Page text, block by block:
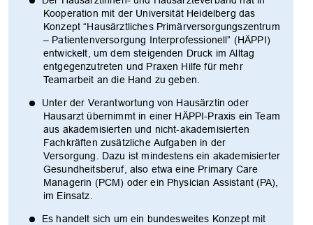
Kooperation mit der Universität Heidelberg das
Konzept “Hausärztliches Primärversorgungszentrum
– Patientenversorgung Interprofessionell” (HÄPPI)
entwickelt, um dem steigenden Druck im Alltag
entgegenzutreten und Praxen Hilfe für mehr
Teamarbeit an die Hand zu geben.
Unter der Verantwortung von Hausärztin oder
Hausarzt übernimmt in einer HÄPPI-Praxis ein Team
aus akademisierten und nicht-akademisierten
Fachkräften zusätzliche Aufgaben in der
Versorgung. Dazu ist mindestens ein akademisierter
Gesundheitsberuf, also etwa eine Primary Care
Managerin (PCM) oder ein Physician Assistant (PA),
im Einsatz.
Es handelt sich um ein bundesweites Konzept mit